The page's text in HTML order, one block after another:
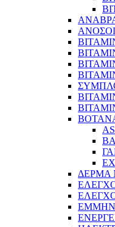
ΔΕΡΜΑ